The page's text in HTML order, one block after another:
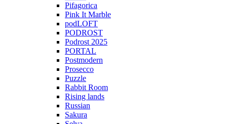
Pifagorica
Pink It Marble
podLOFT
PODROST
Podrost 2025
PORTAL
Postmodern
Prosecco
Puzzle
Rabbit Room
Rising lands
Russian
Sakura